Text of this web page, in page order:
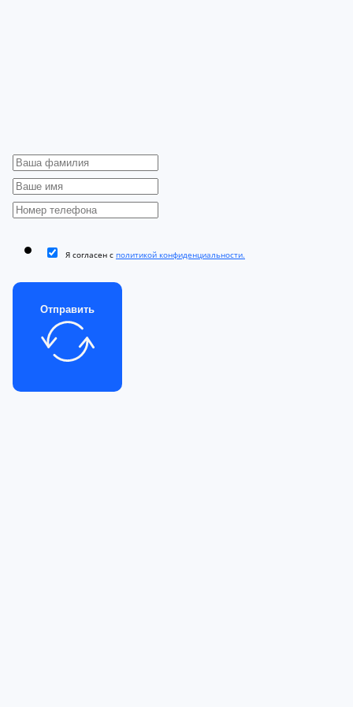
Я согласен с политикой конфиденциальности.
Отправить